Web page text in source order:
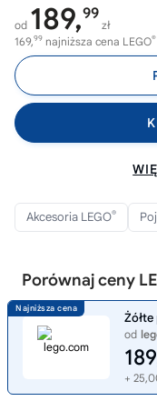
od 189,99
zł
169,99 najniższa cena LEGO®
Akcesoria LEGO®
Porównaj ceny
od
+